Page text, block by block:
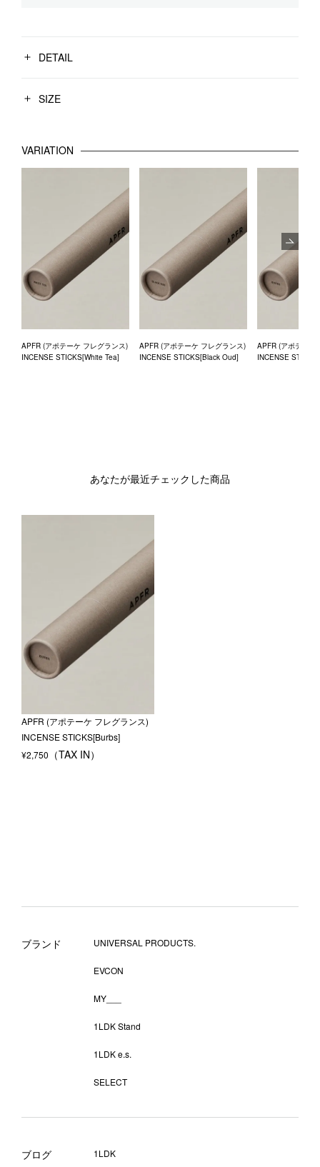
DETAIL
SIZE
VARIATION
APFR (アポテーケ フレグランス)
INCENSE STICKS[White Tea]
APFR (アポテーケ フレグランス)
INCENSE STICKS[Black Oud]
APFR (アポテーケ
INCENSE
あなたが最近チェックした商品
APFR (アポテーケ フレグランス)
INCENSE STICKS[Burbs]
¥2,750
ブランド UNIVERSAL PRODUCTS.
EVCON
MY___
1LDK Stand
1LDK e.s.
SELECT
ブログ 1LDK